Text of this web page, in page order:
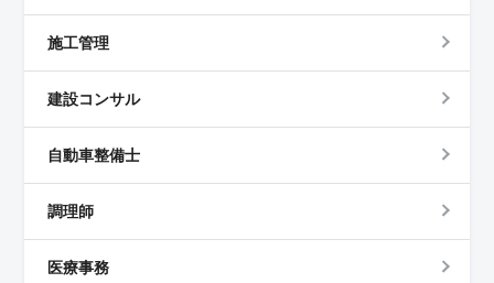
施工管理
建設コンサル
自動車整備士
調理師
医療事務